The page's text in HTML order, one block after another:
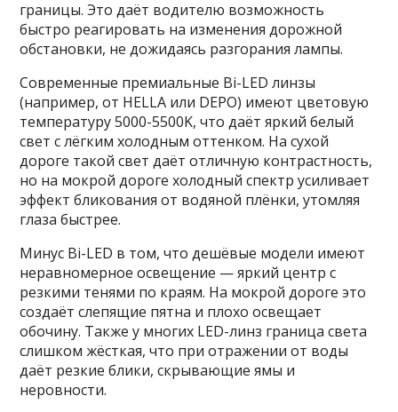
границы. Это даёт водителю возможность
быстро реагировать на изменения дорожной
обстановки, не дожидаясь разгорания лампы.
Современные премиальные Bi-LED линзы
(например, от HELLA или DEPO) имеют цветовую
температуру 5000-5500K, что даёт яркий белый
свет с лёгким холодным оттенком. На сухой
дороге такой свет даёт отличную контрастность,
но на мокрой дороге холодный спектр усиливает
эффект бликования от водяной плёнки, утомляя
глаза быстрее.
Минус Bi-LED в том, что дешёвые модели имеют
неравномерное освещение — яркий центр с
резкими тенями по краям. На мокрой дороге это
создаёт слепящие пятна и плохо освещает
обочину. Также у многих LED-линз граница света
слишком жёсткая, что при отражении от воды
даёт резкие блики, скрывающие ямы и
неровности.